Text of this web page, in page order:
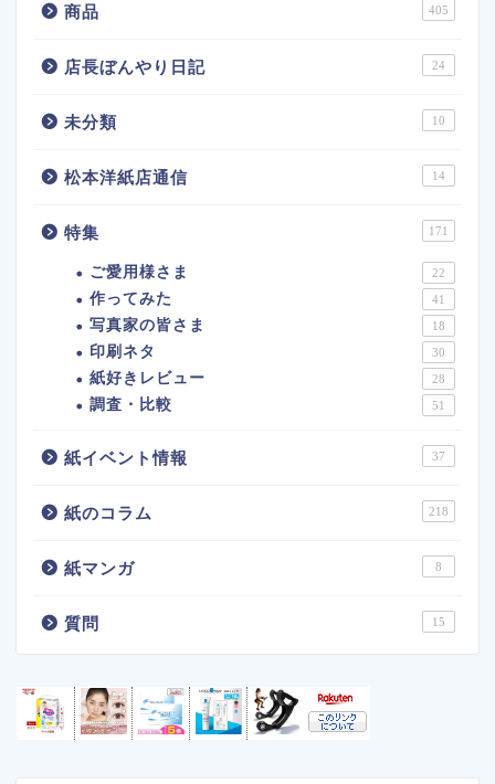
商品 405
店長ぼんやり日記 24
未分類 10
松本洋紙店通信 14
特集 171
ご愛用様さま 22
作ってみた 41
写真家の皆さま 18
印刷ネタ 30
紙好きレビュー 28
調査・比較 51
紙イベント情報 37
紙のコラム 218
紙マンガ 8
質問 15